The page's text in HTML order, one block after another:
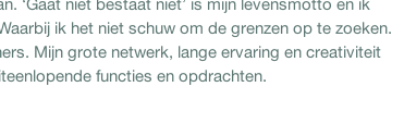
ik het niet schuw om de grenzen op te zoeken.
Mijn grote netwerk, lange ervaring en creativiteit
functies en opdrachten.